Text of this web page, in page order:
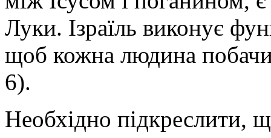
Луки. Ізраїль виконує
щоб кожна людина
6).
Необхідно підкреслити,